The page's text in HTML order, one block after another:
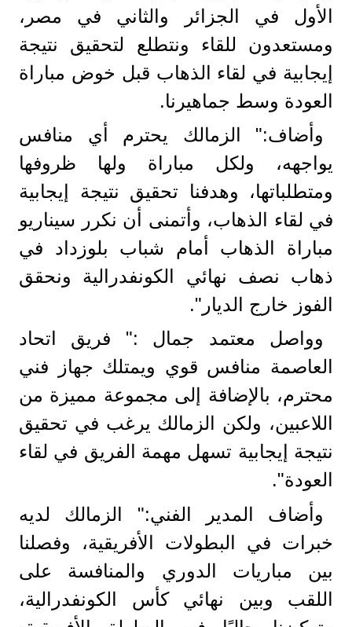
الأول في الجزائر والثاني في مصر،
ومستعدون للقاء ونتطلع لتحقيق نتيجة
إيجابية في لقاء الذهاب قبل خوض مباراة
العودة وسط جماهيرنا.
وأضاف:" الزمالك يحترم أي منافس
يواجهه، ولكل مباراة ولها ظروفها
ومتطلباتها، وهدفنا تحقيق نتيجة إيجابية
في لقاء الذهاب، وأتمنى أن نكرر سيناريو
مباراة الذهاب أمام شباب بلوزداد في
ذهاب نصف نهائي الكونفدرالية ونحقق
الفوز خارج الديار".
وواصل معتمد جمال :" فريق اتحاد
العاصمة منافس قوي ويمتلك جهاز فني
محترم، بالإضافة إلى مجموعة مميزة من
اللاعبين، ولكن الزمالك يرغب في تحقيق
نتيجة إيجابية تسهل مهمة الفريق في لقاء
العودة".
وأضاف المدير الفني:" الزمالك لديه
خبرات في البطولات الأفريقية، وفصلنا
بين مباريات الدوري والمنافسة على
اللقب وبين نهائي كأس الكونفدرالية،